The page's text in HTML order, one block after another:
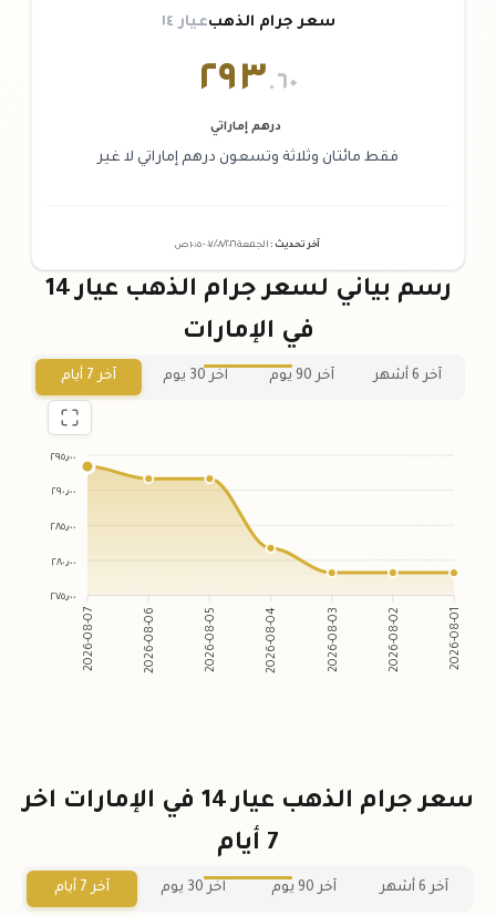
سعر جرام الذهبعيار ١٤
٢٩٣.٦٠
درهم إماراتي
فقط مائتان وثلاثة وتسعون درهم إماراتي لا غير
آخر تحديث : الجمعة ٠٧ /٠٨/٢٠٢٦ - ١٠:٠٥ ص
رسم بياني لسعر جرام الذهب عيار 14
في الإمارات
آخر 6 أشهر آخر 90 يوم آخر 30 يوم آخر 7 أيام
٢٩٥٫٠٠
٢٩٠٫٠٠
٢٨٥٫٠٠
٢٨٠٫٠٠
٢٧٥٫٠٠
2026-08-07 2026-08-06 2026-08-05 2026-08-04 2026-08-03 2026-08-02 2026-08-01
سعر جرام الذهب عيار 14 في الإمارات اخر
7 أيام
آخر 6 أشهر آخر 90 يوم آخر 30 يوم آخر 7 أيام